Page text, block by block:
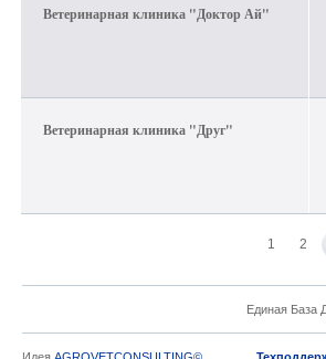
Ветеринарная клиника "Доктор Ай"
Ветеринарная клиника "Друг"
1 2
Единая База